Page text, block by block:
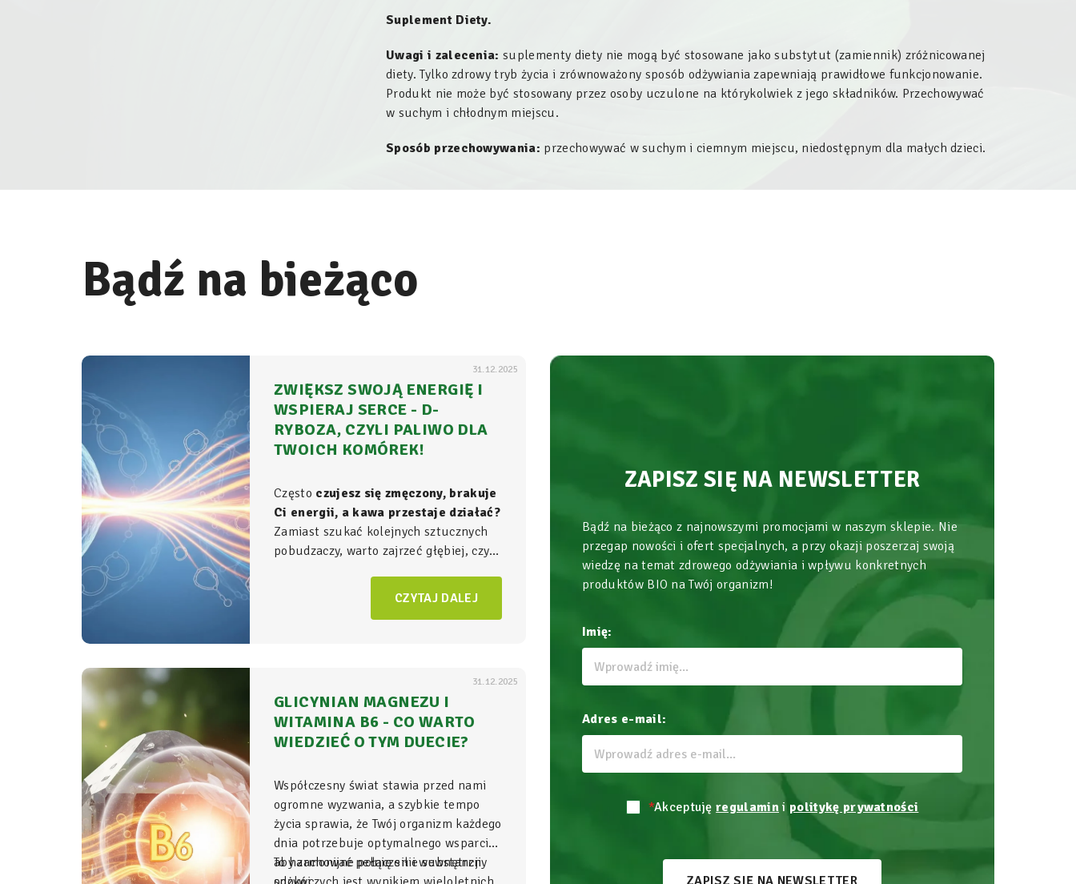
Suplement Diety.
Uwagi i zalecenia: suplementy diety nie mogą być stosowane jako substytut (zamiennik) zróżnicowanej
diety. Tylko zdrowy tryb życia i zrównoważony sposób odżywiania zapewniają prawidłowe funkcjonowanie.
Produkt nie może być stosowany przez osoby uczulone na którykolwiek z jego składników. Przechowywać
w suchym i chłodnym miejscu.
Sposób przechowywania: przechowywać w suchym i ciemnym miejscu, niedostępnym dla małych dzieci.
Bądź na bieżąco
31.12.2025
ZWIĘKSZ SWOJĄ ENERGIĘ I
WSPIERAJ SERCE - D-
RYBOZA, CZYLI PALIWO DLA
TWOICH KOMÓREK!
Często czujesz się zmęczony, brakuje
Ci energii, a kawa przestaje działać?
Zamiast szukać kolejnych sztucznych
pobudzaczy, warto zajrzeć głębiej, czyli
organizmie - tam, gdzie na poziomie
CZYTAJ DALEJ
31.12.2025
GLICYNIAN MAGNEZU I
WITAMINA B6 - CO WARTO
WIEDZIEĆ O TYM DUECIE?
Współczesny świat stawia przed nami
ogromne wyzwania, a szybkie tempo
życia sprawia, że Twój organizm każdego
dnia potrzebuje optymalnego wsparcia,
aby zachować pełnię sił i wewnętrzny
To harmonijne połączenie substancji
ZAPISZ SIĘ NA NEWSLETTER
Bądź na bieżąco z najnowszymi promocjami w naszym sklepie. Nie
przegap nowości i ofert specjalnych, a przy okazji poszerzaj swoją
wiedzę na temat zdrowego odżywiania i wpływu konkretnych
produktów BIO na Twój organizm!
Imię:
Adres e-mail:
*Akceptujęregulamin i politykę prywatności
ZAPISZ SIĘ NA NEWSLETTER